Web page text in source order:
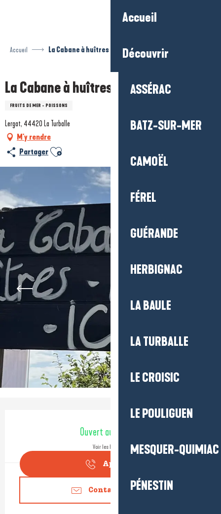
Accueil
Découvrir
ASSÉRAC
BATZ-SUR-MER
CAMOËL
FÉREL
GUÉRANDE
HERBIGNAC
LA BAULE
LA TURBALLE
LE CROISIC
LE POULIGUEN
MESQUER-QUIMIAC
PÉNESTIN
Accueil La Cabane à huîtres de Pen Bron
La Cabane à huîtres de Pen Bron
FRUITS DE MER - POISSONS
Lergat, 44420 La Turballe
M'y rendre
Partager Ajouter aux favoris
Ouverture et coordonnées
Ouvert aujourd'hui
Voir les horaires
Appeler
Contactez-nous